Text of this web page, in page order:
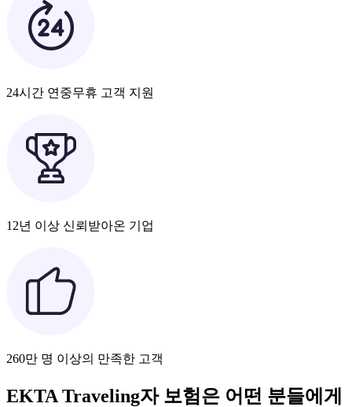
24시간 연중무휴 고객 지원
12년 이상 신뢰받아온 기업
260만 명 이상의 만족한 고객
EKTA Traveling자 보험은 어떤 분들에게